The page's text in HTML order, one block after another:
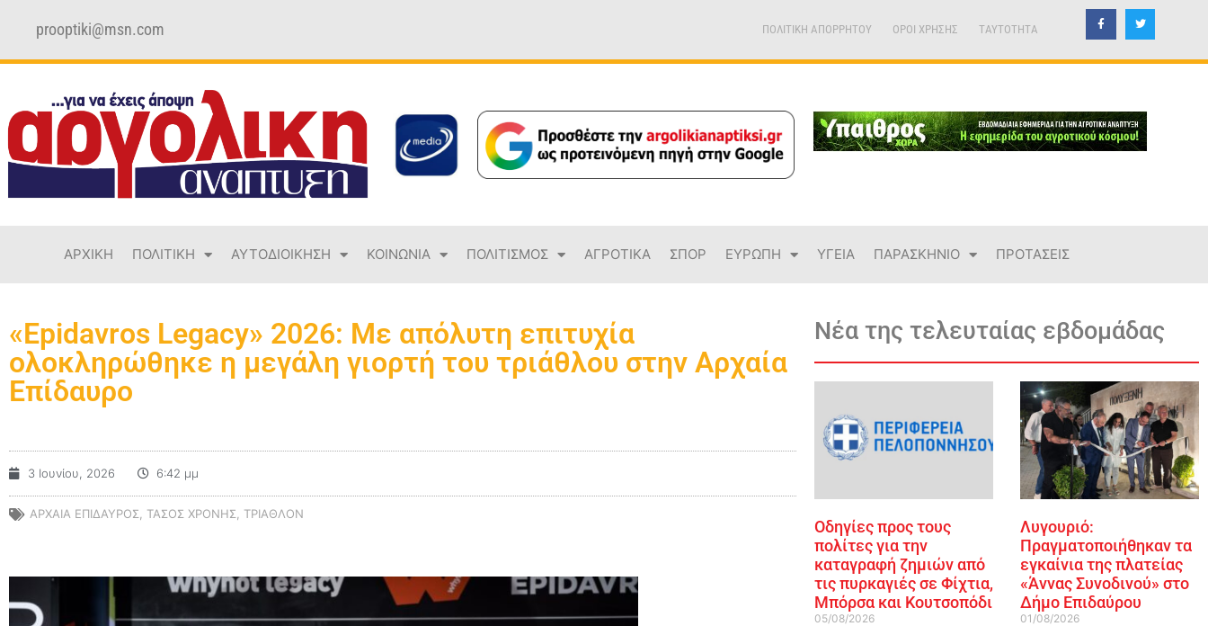
prooptiki@msn.com ΠΟΛΙΤΙΚΗ ΑΠΟΡΡΗΤΟΥ ΟΡΟΙ ΧΡΗΣΗΣ TAYTOTHTA
ΑΡΧΙΚΗ ΠΟΛΙΤΙΚΗ ΑΥΤΟΔΙΟΙΚΗΣΗ ΚΟΙΝΩΝΙΑ ΠΟΛΙΤΙΣΜΟΣ ΑΓΡΟΤΙΚΑ ΣΠΟΡ ΕΥΡΩΠΗ ΥΓΕΙΑ ΠΑΡΑΣΚΗΝΙΟ ΠΡΟΤΑΣΕΙΣ
«Epidavros Legacy» 2026: Με απόλυτη επιτυχία
ολοκληρώθηκε η μεγάλη γιορτή του τριάθλου στην Αρχαία
Επίδαυρο
3 Ιουνίου, 2026 6:42 μμ
ΑΡΧΑΙΑ ΕΠΙΔΑΥΡΟΣ ΤΑΣΟΣ ΧΡΟΝΗΣ ΤΡΙΑΘΛΟΝ
Νέα της τελευταίας εβδομάδας
Οδηγίες προς τους
πολίτες για την
καταγραφή ζημιών από
τις πυρκαγιές σε Φίχτια,
Μπόρσα και Κουτσοπόδι
05/08/2026
Λυγουριό:
Πραγματοποιήθηκαν τα
εγκαίνια της πλατείας
«Άννας Συνοδινού» στο
Δήμο Επιδαύρου
01/08/2026